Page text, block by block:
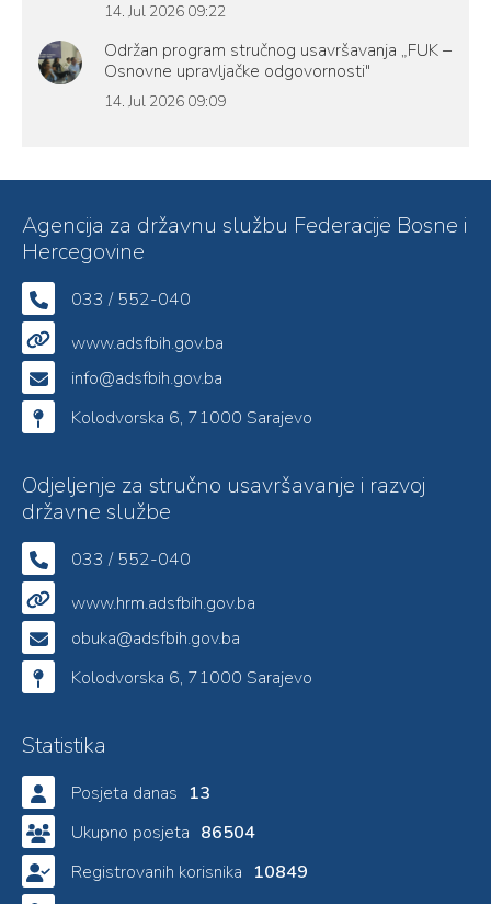
14. Jul 2026 09:22
Održan program stručnog usavršavanja „FUK –
Osnovne upravljačke odgovornosti"
14. Jul 2026 09:09
Agencija za državnu službu Federacije Bosne i
Hercegovine
033 / 552-040
www.adsfbih.gov.ba
info@adsfbih.gov.ba
Kolodvorska 6, 71000 Sarajevo
Odjeljenje za stručno usavršavanje i razvoj
državne službe
033 / 552-040
www.hrm.adsfbih.gov.ba
obuka@adsfbih.gov.ba
Kolodvorska 6, 71000 Sarajevo
Statistika
Posjeta danas 13
Ukupno posjeta 86504
Registrovanih korisnika 10849